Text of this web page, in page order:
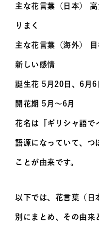
主な花言葉（日本）
りまく
主な花言葉（海外）
新しい感情
誕生花 5月20日、6月6
開花期 5月〜6月
花名は『ギリシャ語
語源になっていて、つ
ことが由来です。
以下では、花言葉（日
別にまとめ、その由来